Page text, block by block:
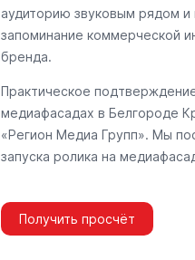
аудиторию звуковым рядом
запоминание коммерческой
бренда.
Практическое
медиафасадах в Белгороде
«Регион Медиа Групп». Мы
запуска ролика на
Получить просчёт